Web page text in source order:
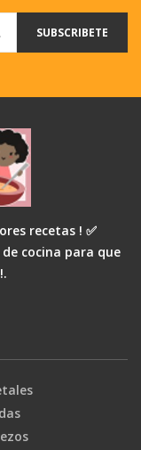
SUBSCRIBETE
recetas ! ✅
cocina para que